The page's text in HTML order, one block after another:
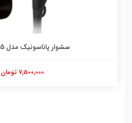
سشوار پاناسونیک مدل EH-NE85
7,500,000 تومان